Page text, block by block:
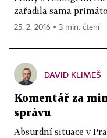
zařadila sama
25. 2. 2016 ▪ 3 min. čtení
DAVID KLIMEŠ
Komentář za
správu
Absurdní situace v